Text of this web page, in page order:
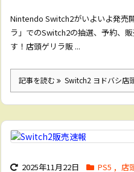
Nintendo Switch2がいよいよ発売
ラ」でのSwitch2の抽選、予約、
す！店頭ゲリラ販 ...
記事を読む Switch2 ヨドバシ店
2025年11月22日 PS5 , 店